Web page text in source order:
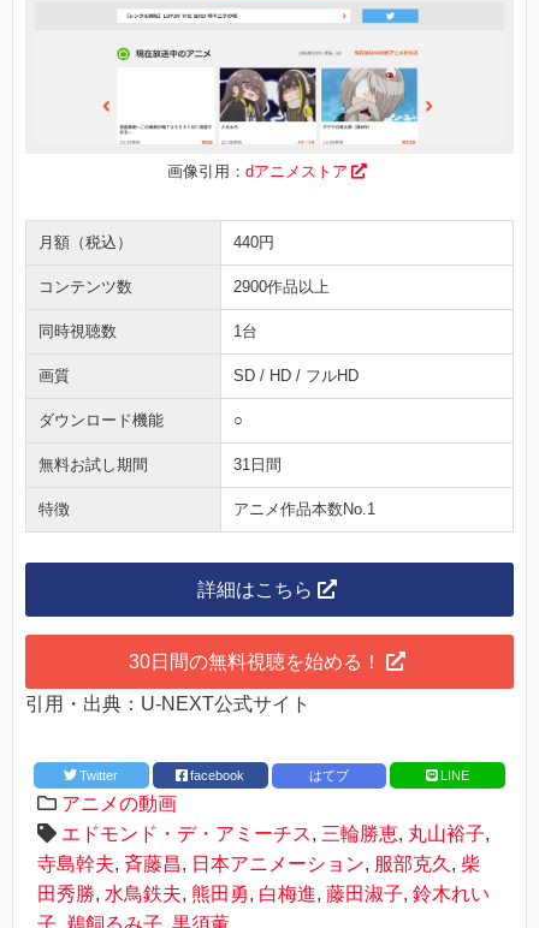
画像引用： dアニメストア
月額（税込） 440円
コンテンツ数 2900作品以上
同時視聴数 1台
画質 SD / HD / フルHD
ダウンロード機能 ○
無料お試し期間 31日間
特徴 アニメ作品本数No.1
詳細はこちら
30日間の無料視聴を始める！
引用・出典：U-NEXT公式サイト
Twitter facebook はてブ LINE
アニメの動画
エドモンド・デ・アミーチス, 三輪勝恵, 丸山裕子,
寺島幹夫, 斉藤昌, 日本アニメーション, 服部克久 , 柴
田秀勝, 水鳥鉄夫, 熊田勇, 白梅進, 藤田淑子, 鈴木れい